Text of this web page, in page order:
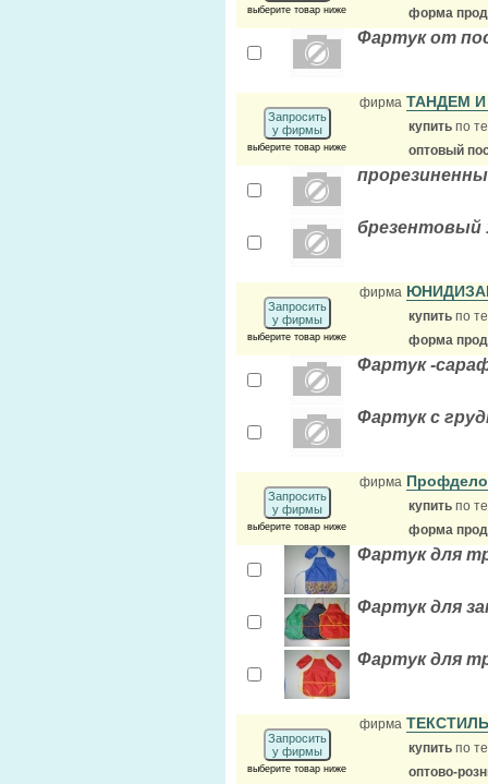
выберите товар ниже
форма
Фартук от
Запросить
у фирмы
выберите товар ниже
фирма ТАНДЕМ
купить по
оптовый
брезентовый
Запросить
у фирмы
выберите товар ниже
фирма
купить по
форма
Фартук -
Фартук с
Запросить
у фирмы
выберите товар ниже
фирма
купить по
форма
Фартук для
Фартук для
Фартук для
Запросить
у фирмы
выберите товар ниже
фирма
купить по
оптово-